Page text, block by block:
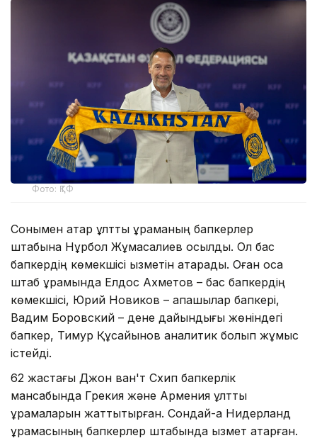
Фото: ҚТФ
Сонымен қатар ұлттық құраманың бапкерлер
штабына Нұрбол Жұмасқалиев қосылды. Ол бас
бапкердің көмекшісі қызметін атқарады. Оған қоса
штаб құрамында Елдос Ахметов – бас бапкердің
көмекшісі, Юрий Новиков – қақпашылар бапкері,
Вадим Боровский – дене дайындығы жөніндегі
бапкер, Тимур Құсайынов аналитик болып жұмыс
істейді.
62 жастағы Джон ван'т Схип бапкерлік
мансабында Грекия және Армения ұлттық
құрамаларын жаттықтырған. Сондай-ақ Нидерланд
құрамасының бапкерлер штабында қызмет атқарған.